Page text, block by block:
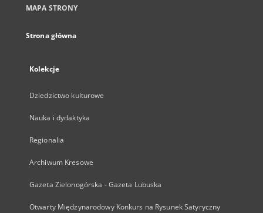
MAPA STRONY
Strona główna
Kolekcje
Dziedzictwo kulturowe
Nauka i dydaktyka
Regionalia
Archiwum Kresowe
Gazeta Zielonogórska - Gazeta Lubuska
Otwarty Międzynarodowy Konkurs na Rysunek Satyryczny